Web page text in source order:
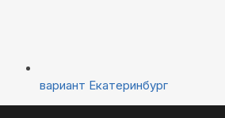
вариант Екатеринбург